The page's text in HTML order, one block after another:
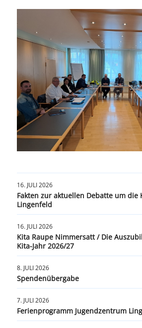
16. JULI 2026
Fakten zur aktuellen Debatte um die
Lingenfeld
16. JULI 2026
Kita Raupe Nimmersatt / Die
Kita-Jahr 2026/27
8. JULI 2026
Spendenübergabe
7. JULI 2026
Ferienprogramm Jugendzentrum